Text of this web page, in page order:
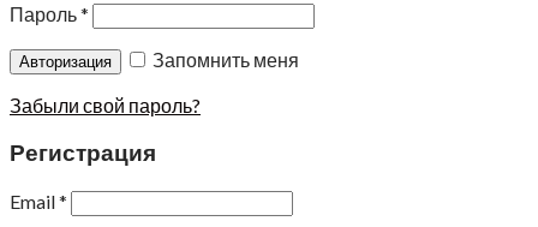
Пароль*
Запомнить меня
Забыли свой пароль?
Регистрация
Email*